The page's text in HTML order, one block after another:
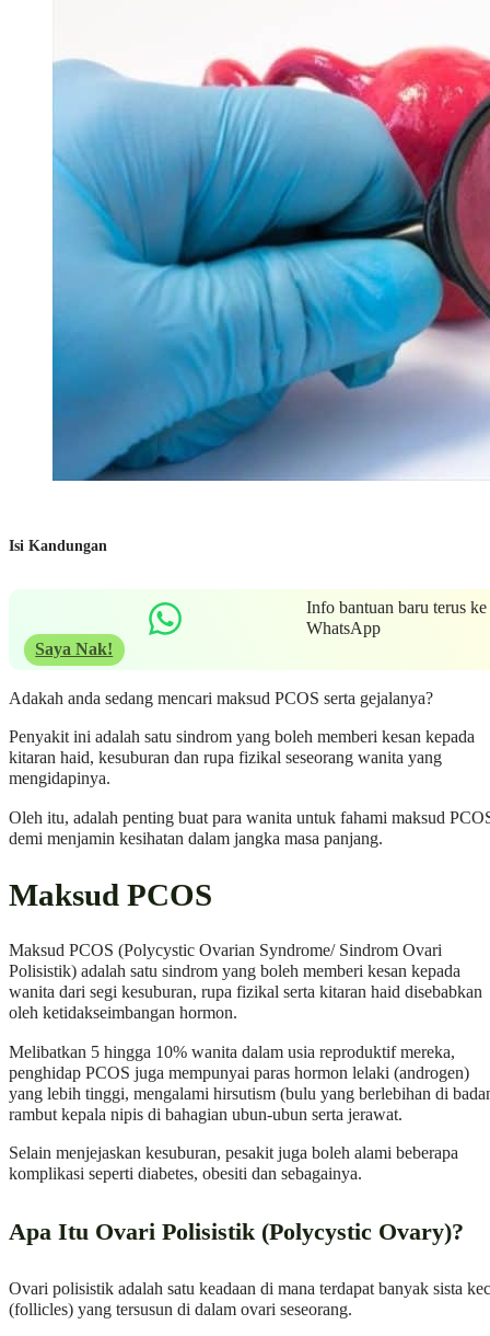
Isi Kandungan
Info bantuan baru terus ke
WhatsApp
Saya Nak!
Adakah anda sedang mencari maksud PCOS serta gejalanya?
Penyakit ini adalah satu sindrom yang boleh memberi kesan kepada
kitaran haid, kesuburan dan rupa fizikal seseorang wanita yang
mengidapinya.
Oleh itu, adalah penting buat para wanita untuk fahami maksud
demi menjamin kesihatan dalam jangka masa panjang.
Maksud PCOS
Maksud PCOS (Polycystic Ovarian Syndrome/ Sindrom Ovari
Polisistik) adalah satu sindrom yang boleh memberi kesan kepada
wanita dari segi kesuburan, rupa fizikal serta kitaran haid disebabkan
oleh ketidakseimbangan hormon.
Melibatkan 5 hingga 10% wanita dalam usia reproduktif mereka,
penghidap PCOS juga mempunyai paras hormon lelaki (androgen)
yang lebih tinggi, mengalami hirsutism (bulu yang berlebihan di
rambut kepala nipis di bahagian ubun-ubun serta jerawat.
Selain menjejaskan kesuburan, pesakit juga boleh alami beberapa
komplikasi seperti diabetes, obesiti dan sebagainya.
Apa Itu Ovari Polisistik (Polycystic Ovary)?
Ovari polisistik adalah satu keadaan di mana terdapat banyak sista
(follicles) yang tersusun di dalam ovari seseorang.